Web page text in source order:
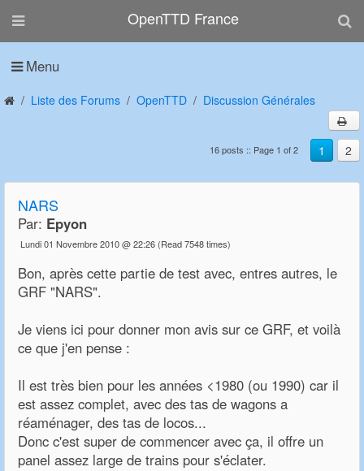
OpenTTD France
Menu
Liste des Forums OpenTTD Discussion Générales
1 2
16 posts :: Page 1 of 2
NARS
Par: Epyon
Lundi 01 Novembre 2010 @ 22:26 (Read 7548 times)
Bon, après cette partie de test avec, entres autres, le
GRF "NARS".
Je viens ici pour donner mon avis sur ce GRF, et voilà
ce que j'en pense :
Il est très bien pour les années <1980 (ou 1990) car il
est assez complet, avec des tas de wagons a
réaménager, des tas de locos...
Donc c'est super de commencer avec ça, il offre un
panel assez large de trains pour s'éclater.